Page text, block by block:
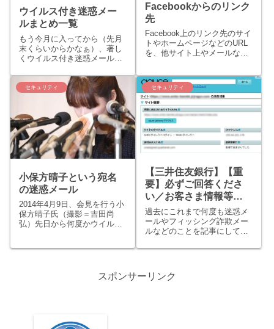
ウイルス付き迷惑メー
ルまとめ一覧
もう今月に入ってから（先月
末くらいからかなぁ）、著し
くウイルス付き迷惑メールが
にしましたが・・・・・・。
いい加減面倒なのでとりあえ
ず今までのウイルス付き迷惑
メールのまとめとして記事投
稿しておきます。
Facebookからのリンク
先
Facebook上のリンク先のサイ
トやホームページなどのURL
を、他サイト上やメールなど
URLの前にl.​facebook​.​
com◯◯◯◯というリダイレ
クト処理されるFacebook上...
セキュリティ
小保方晴子という宛名
の迷惑メール
2014年4月9日、会見を行う小
保方晴子氏（撮影＝吉田尚
弘）先日から何度かウイルス
ールだったのでどうしようか
迷いました。なぜか？それ
セキュリティ
【三井住友銀行】【重
要】必ずご回答くださ
い／お客さま情報等の
確認について
過去にこれまで何度も迷惑メ
ールやフィッシング詐欺メー
ルなどのことを記事にしてき
て記事にしきれていません。
ッシング詐欺メールというの
スポンサーリンク